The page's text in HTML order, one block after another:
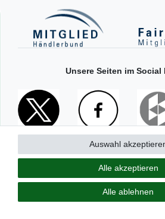
Unsere Seiten im Social
Alle akzeptieren
Alle ablehnen
Auswahl